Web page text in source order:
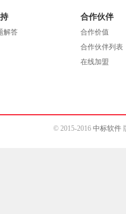
解答
合作伙伴
合作价值
合作伙伴列表
在线加盟
© 2015-2016 中标软件